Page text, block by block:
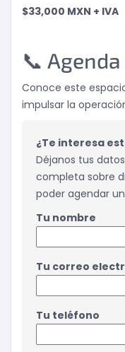
$33,000 MXN + IVA
📞
Conoce este
impulsar la
¿Te interesa
Déjanos tus
completa sobre
poder agendar
Tu nombre
Tu correo
Tu teléfono